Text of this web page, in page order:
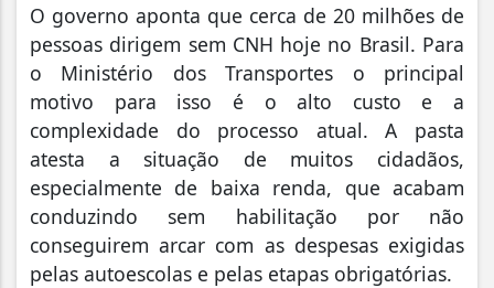
O governo aponta que cerca de 20 milhões de
pessoas dirigem sem CNH hoje no Brasil. Para
o Ministério dos Transportes o principal
motivo para isso é o alto custo e a
complexidade do processo atual. A pasta
atesta a situação de muitos cidadãos,
especialmente de baixa renda, que acabam
conduzindo sem habilitação por não
conseguirem arcar com as despesas exigidas
pelas autoescolas e pelas etapas obrigatórias.